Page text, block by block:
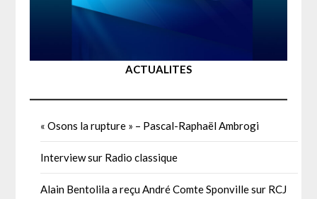
ACTUALITES
« Osons la rupture » – Pascal-Raphaël Ambrogi
Interview sur Radio classique
Alain Bentolila a reçu André Comte Sponville sur RCJ